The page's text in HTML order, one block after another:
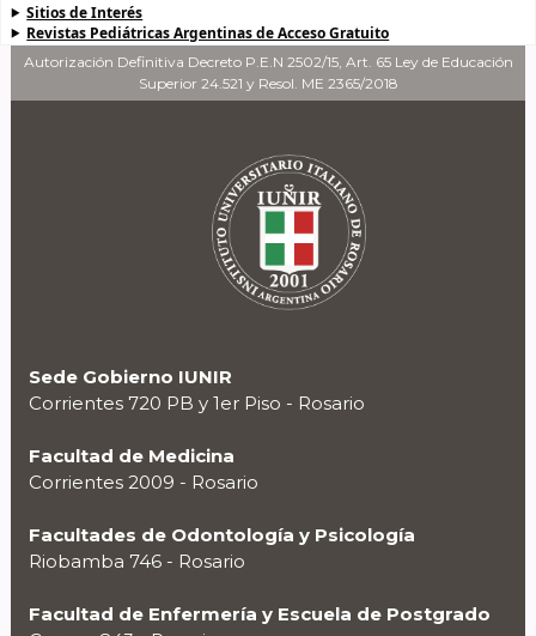
Sitios de Interés
Revistas Pediátricas Argentinas de Acceso Gratuito
Autorización Definitiva Decreto P.E.N 2502/15, Art. 65 Ley de Educación
Superior 24.521 y Resol. ME 2365/2018
Sede Gobierno IUNIR
Corrientes 720 PB y 1er Piso - Rosario
Facultad de Medicina
Corrientes 2009 - Rosario
Facultades de Odontología y Psicología
Riobamba 746 - Rosario
Facultad de Enfermería y Escuela de Postgrado